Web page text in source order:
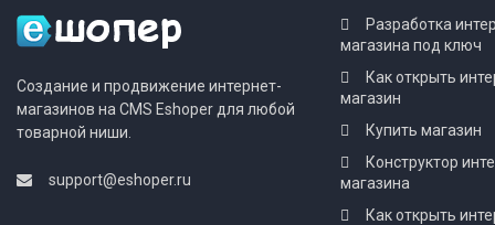
Создание и продвижение интернет-
магазинов на CMS Eshoper для любой
товарной ниши.
support@eshoper.ru
Разработка
магазина под ключ
Как открыть
магазин
Купить магазин
Конструктор
магазина
Как открыть